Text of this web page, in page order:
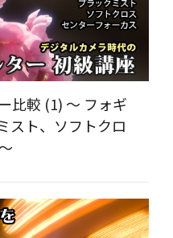
較 (1) ～ フォギ
スト、ソフトクロ